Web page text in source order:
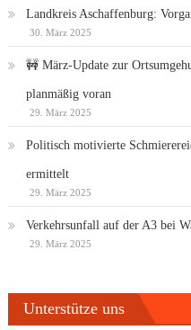
Landkreis Aschaffenburg:
30. März 2025
🚧 März-Update zur
planmäßig voran
29. März 2025
Politisch motivierte
ermittelt
29. März 2025
Verkehrsunfall auf der A3 bei
29. März 2025
Unterstütze uns